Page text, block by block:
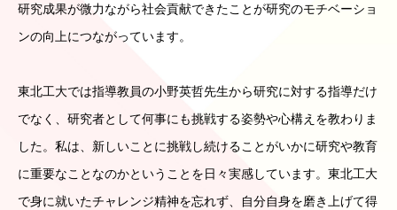
研究成果が微力ながら社会貢献できたことが研究のモチベーショ
ンの向上につながっています。
東北工大では指導教員の小野英哲先生から研究に対する指導だけ
でなく、研究者として何事にも挑戦する姿勢や心構えを教わりま
した。私は、新しいことに挑戦し続けることがいかに研究や教育
に重要なことなのかということを日々実感しています。東北工大
で身に就いたチャレンジ精神を忘れず、自分自身を磨き上げて得